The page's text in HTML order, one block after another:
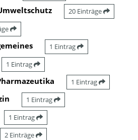
20 Einträge
1 Eintrag
1 Eintrag
1 Eintrag
1 Eintrag
1 Eintrag
2 Einträge